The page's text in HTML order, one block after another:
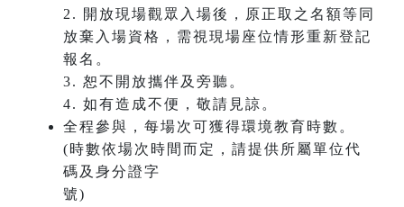
2. 開放現場觀眾入場後，原正取之名額等同
放棄入場資格，需視現場座位情形重新登記
報名。
3. 恕不開放攜伴及旁聽。
4. 如有造成不便，敬請見諒。
全程參與，每場次可獲得環境教育時數。
(時數依場次時間而定，請提供所屬單位代
碼及身分證字
號)